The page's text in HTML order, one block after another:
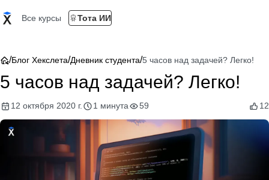
Все курсы Тота ИИ
/Блог Хекслета/Дневник студента/5 часов над задачей? Легко!
5 часов над задачей? Легко!
12 октября 2020 г. 1 минута 59 12